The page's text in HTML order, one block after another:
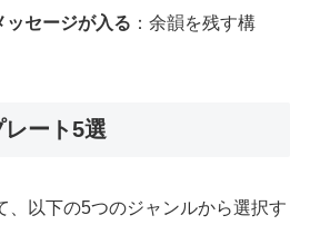
ッセージが入る ：余韻を残す構
ート5選
、以下の5つのジャンルから選択す